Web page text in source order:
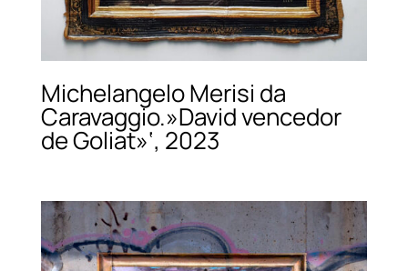
Michelangelo Merisi da
Caravaggio.»David vencedor
de Goliat»‘, 2023